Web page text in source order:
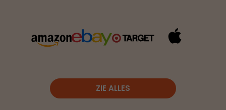
ZIE ALLES